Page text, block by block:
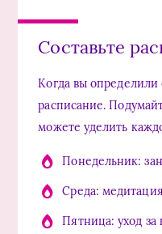
Составьте
Когда вы определили
расписание.
можете уделить
Понедельник:
Среда:
Пятница: уход за